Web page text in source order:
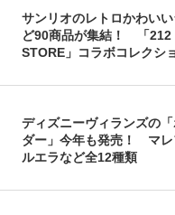
サンリオのレトロかわい
ど90商品が集結！ 「212
STORE」コラボコレクシ
ディズニーヴィランズの
ダー」今年も発売！ マレ
ルエラなど全12種類